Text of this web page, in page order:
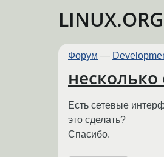
Форум —
Есть сетевые
это сделать?
Спасибо.